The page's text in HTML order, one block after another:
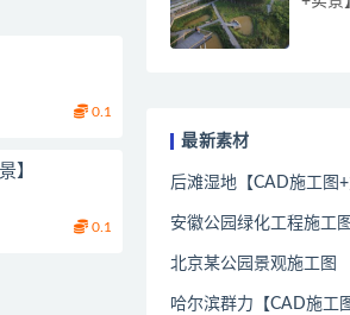
0.1
】
0.1
最新素材
后滩湿地【CAD施工图+
安徽公园绿化工程施工图
北京某公园景观施工图
哈尔滨群力【CAD施工